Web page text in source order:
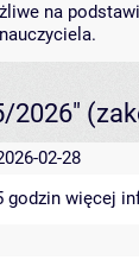
na
2026"
02-28
godzin więcej